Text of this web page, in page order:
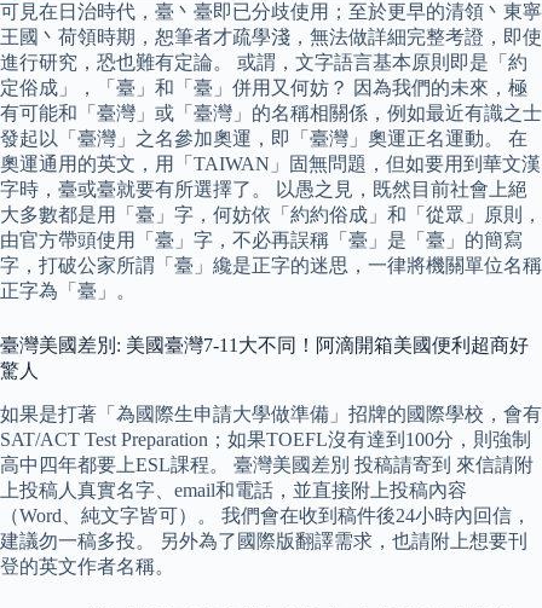
可見在日治時代，臺丶臺即已分歧使用；至於更早的清領丶東寧
王國丶荷領時期，恕筆者才疏學淺，無法做詳細完整考證，即使
進行研究，恐也難有定論。 或謂，文字語言基本原則即是「約
定俗成」，「臺」和「臺」併用又何妨？ 因為我們的未來，極
有可能和「臺灣」或「臺灣」的名稱相關係，例如最近有識之士
發起以「臺灣」之名參加奧運，即「臺灣」奧運正名運動。 在
奧運通用的英文，用「TAIWAN」固無問題，但如要用到華文漢
字時，臺或臺就要有所選擇了。 以愚之見，既然目前社會上絕
大多數都是用「臺」字，何妨依「約約俗成」和「從眾」原則，
由官方帶頭使用「臺」字，不必再誤稱「臺」是「臺」的簡寫
字，打破公家所謂「臺」纔是正字的迷思，一律將機關單位名稱
正字為「臺」。
臺灣美國差別: 美國臺灣7-11大不同！阿滴開箱美國便利超商好
驚人
如果是打著「為國際生申請大學做準備」招牌的國際學校，會有
SAT/ACT Test Preparation；如果TOEFL沒有達到100分，則強制
高中四年都要上ESL課程。 臺灣美國差別 投稿請寄到 來信請附
上投稿人真實名字、email和電話，並直接附上投稿內容
（Word、純文字皆可）。 我們會在收到稿件後24小時內回信，
建議勿一稿多投。 另外為了國際版翻譯需求，也請附上想要刊
登的英文作者名稱。